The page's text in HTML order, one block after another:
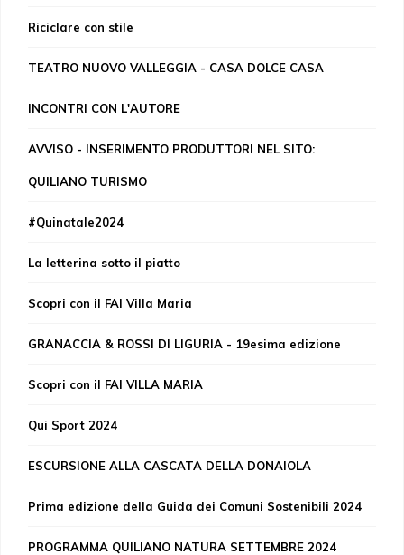
Riciclare con stile
TEATRO NUOVO VALLEGGIA - CASA DOLCE CASA
INCONTRI CON L'AUTORE
AVVISO - INSERIMENTO PRODUTTORI NEL SITO:
QUILIANO TURISMO
#Quinatale2024
La letterina sotto il piatto
Scopri con il FAI Villa Maria
GRANACCIA & ROSSI DI LIGURIA - 19esima edizione
Scopri con il FAI VILLA MARIA
Qui Sport 2024
ESCURSIONE ALLA CASCATA DELLA DONAIOLA
Prima edizione della Guida dei Comuni Sostenibili 2024
PROGRAMMA QUILIANO NATURA SETTEMBRE 2024